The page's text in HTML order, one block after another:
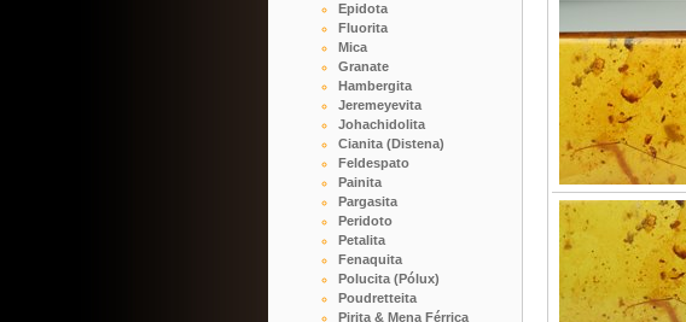
Epidota
Fluorita
Mica
Granate
Hambergita
Jeremeyevita
Johachidolita
Cianita (Distena)
Feldespato
Painita
Pargasita
Peridoto
Petalita
Fenaquita
Polucita (Pólux)
Poudretteita
Pirita & Mena Férrica